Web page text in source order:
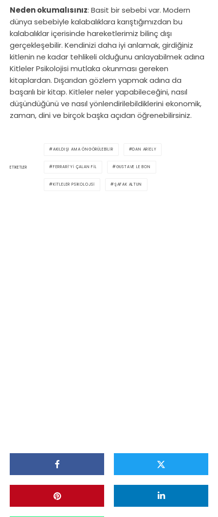
Neden okumalısınız: Basit bir sebebi var. Modern
dünya sebebiyle kalabalıklara karıştığımızdan bu
kalabalıklar içerisinde hareketlerimiz bilinç dışı
gerçekleşebilir. Kendinizi daha iyi anlamak, girdiğiniz
kitlenin ne kadar tehlikeli olduğunu anlayabilmek adına
Kitleler Psikolojisi mutlaka okunması gereken
kitaplardan. Dışarıdan gözlem yapmak adına da
başarılı bir kitap. Kitleler neler yapabileceğini, nasıl
düşündüğünü ve nasıl yönlendirilebildiklerini ekonomik,
zaman, dini ve birçok başka açıdan öğrenebilirsiniz.
ETIKETLER
AKILDIŞI AMA ÖNGÖRÜLEBILIR DAN ARIELY
FERRARI’YI ÇALAN FIL GUSTAVE LE BON
KITLELER PSIKOLOJSI ŞAFAK ALTUN